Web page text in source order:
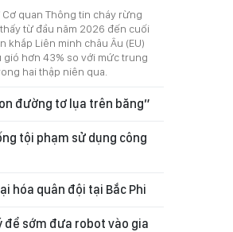
quan Thông tin cháy rừng
từ đầu năm 2026 đến cuối
khắp Liên minh châu Âu (EU)
gió hơn 43% so với mức trung
hai thập niên qua.
đường tơ lụa trên băng”
tội phạm sử dụng công
hóa quân đội tại Bắc Phi
để sớm đưa robot vào gia